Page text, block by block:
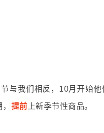
与我们相反，10月开始
提前 上新季节性商品。